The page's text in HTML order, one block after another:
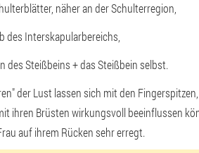
näher an der Schulterregion,
des Interskapularbereichs,
des Steißbeins + das Steißbein selbst.
der Lust lassen sich mit den
ihren Brüsten wirkungsvoll beeinflussen
auf ihrem Rücken sehr erregt.